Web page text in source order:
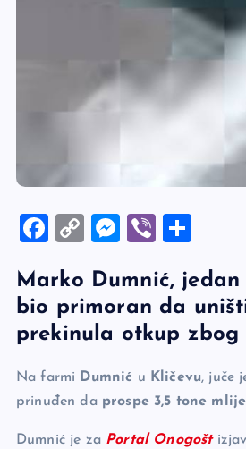
F
c
e
b
o
o
k
C
p
y
Li
n
k
M
se
n
g
er
Vi
er ar
e
Marko Dumnić,
bio primoran da
prekinula otkup
Na farmi Dumnić u Kličevu, juče
prinuđen da prospe 3,5 tone
Dumnić je za Portal Onogošt